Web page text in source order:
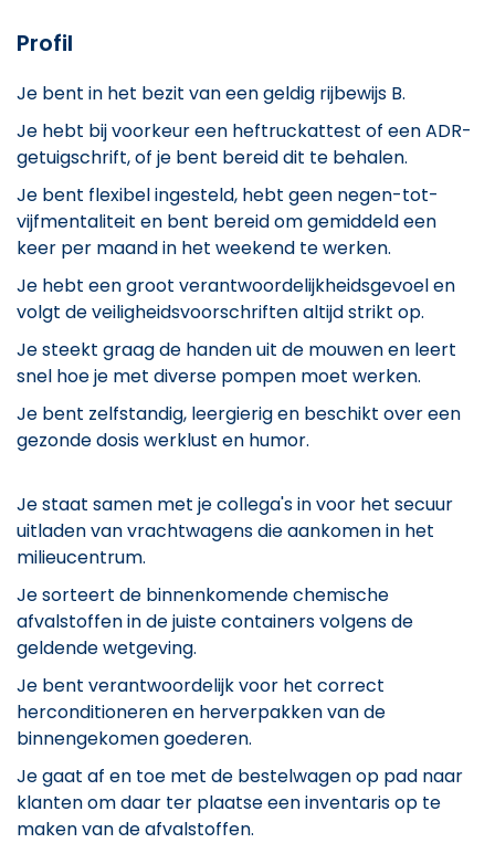
Profil
Je bent in het bezit van een geldig rijbewijs B.
Je hebt bij voorkeur een heftruckattest of een ADR-
getuigschrift, of je bent bereid dit te behalen.
Je bent flexibel ingesteld, hebt geen negen-tot-
vijfmentaliteit en bent bereid om gemiddeld een
keer per maand in het weekend te werken.
Je hebt een groot verantwoordelijkheidsgevoel en
volgt de veiligheidsvoorschriften altijd strikt op.
Je steekt graag de handen uit de mouwen en leert
snel hoe je met diverse pompen moet werken.
Je bent zelfstandig, leergierig en beschikt over een
gezonde dosis werklust en humor.
Je staat samen met je collega's in voor het secuur
uitladen van vrachtwagens die aankomen in het
milieucentrum.
Je sorteert de binnenkomende chemische
afvalstoffen in de juiste containers volgens de
geldende wetgeving.
Je bent verantwoordelijk voor het correct
herconditioneren en herverpakken van de
binnengekomen goederen.
Je gaat af en toe met de bestelwagen op pad naar
klanten om daar ter plaatse een inventaris op te
maken van de afvalstoffen.